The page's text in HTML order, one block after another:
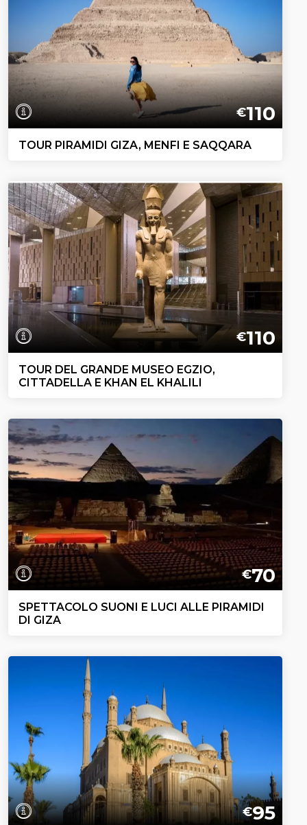
€110
TOUR PIRAMIDI GIZA, MENFI E SAQQARA
€110
TOUR DEL GRANDE MUSEO EGZIO,
CITTADELLA E KHAN EL KHALILI
€70
SPETTACOLO SUONI E LUCI ALLE PIRAMIDI
DI GIZA
€95